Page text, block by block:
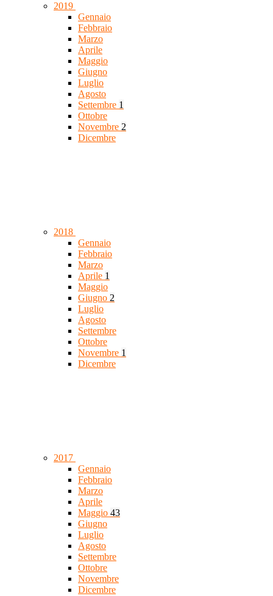
2019
Gennaio
Febbraio
Marzo
Aprile
Maggio
Giugno
Luglio
Agosto
Settembre 1
Ottobre
Novembre 2
Dicembre
2018
Gennaio
Febbraio
Marzo
Aprile 1
Maggio
Giugno 2
Luglio
Agosto
Settembre
Ottobre
Novembre 1
Dicembre
2017
Gennaio
Febbraio
Marzo
Aprile
Maggio 43
Giugno
Luglio
Agosto
Settembre
Ottobre
Novembre
Dicembre